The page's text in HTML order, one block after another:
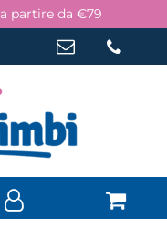
a partire da €79